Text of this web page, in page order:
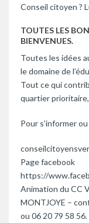
Conseil citoyen ?
TOUTES LES
BIENVENUES.
Toutes les idées
le domaine de
Tout ce qui
quartier
Pour s’informer
Page facebook
https://
Animation du CC
MONTJOYE –
ou 06 20 79 58 56.